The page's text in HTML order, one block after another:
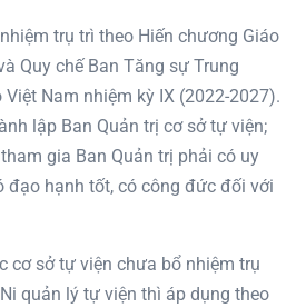
trụ trì theo Hiến chương Giáo
Quy chế Ban Tăng sự Trung
Nam nhiệm kỳ IX (2022-2027).
lập Ban Quản trị cơ sở tự viện;
gia Ban Quản trị phải có uy
đạo hạnh tốt, có công đức đối với
cơ sở tự viện chưa bổ nhiệm trụ
quản lý tự viện thì áp dụng theo